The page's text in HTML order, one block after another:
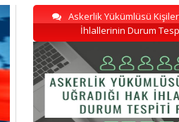
Askerlik Yükümlüsü
İhlallerinin Durum